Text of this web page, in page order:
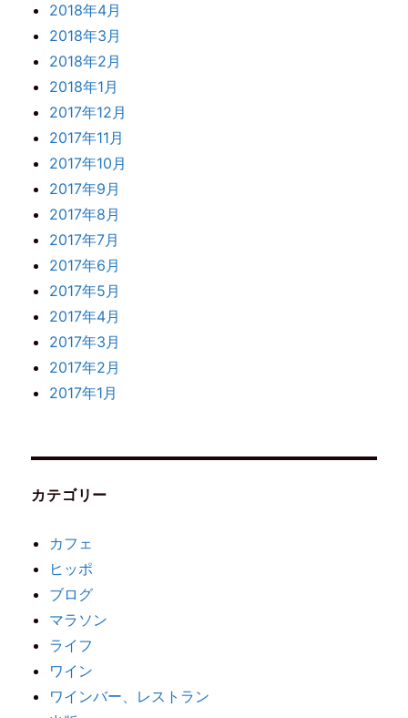
2018年4月
2018年3月
2018年2月
2018年1月
2017年12月
2017年11月
2017年10月
2017年9月
2017年8月
2017年7月
2017年6月
2017年5月
2017年4月
2017年3月
2017年2月
2017年1月
カテゴリー
カフェ
ヒッポ
ブログ
マラソン
ライフ
ワイン
ワインバー、レストラン